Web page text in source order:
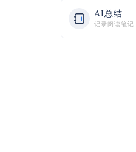
AI总结
记录阅读笔记